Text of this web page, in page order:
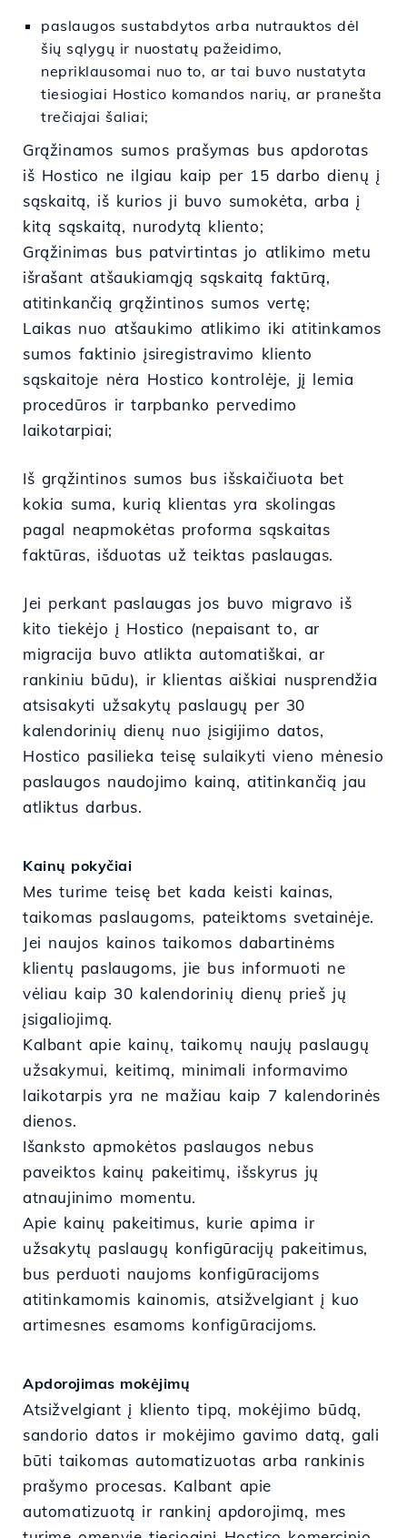
paslaugos sustabdytos arba nutrauktos dėl
šių sąlygų ir nuostatų pažeidimo,
nepriklausomai nuo to, ar tai buvo nustatyta
tiesiogiai Hostico komandos narių, ar pranešta
trečiajai šaliai;
Grąžinamos sumos prašymas bus apdorotas
iš Hostico ne ilgiau kaip per 15 darbo dienų į
sąskaitą, iš kurios ji buvo sumokėta, arba į
kitą sąskaitą, nurodytą kliento;
Grąžinimas bus patvirtintas jo atlikimo metu
išrašant atšaukiamąją sąskaitą faktūrą,
atitinkančią grąžintinos sumos vertę;
Laikas nuo atšaukimo atlikimo iki atitinkamos
sumos faktinio įsiregistravimo kliento
sąskaitoje nėra Hostico kontrolėje, jį lemia
procedūros ir tarpbanko pervedimo
laikotarpiai;
Iš grąžintinos sumos bus išskaičiuota bet
kokia suma, kurią klientas yra skolingas
pagal neapmokėtas proforma sąskaitas
faktūras, išduotas už teiktas paslaugas.
Jei perkant paslaugas jos buvo migravo iš
kito tiekėjo į Hostico (nepaisant to, ar
migracija buvo atlikta automatiškai, ar
rankiniu būdu), ir klientas aiškiai nusprendžia
atsisakyti užsakytų paslaugų per 30
kalendorinių dienų nuo įsigijimo datos,
Hostico pasilieka teisę sulaikyti vieno mėnesio
paslaugos naudojimo kainą, atitinkančią jau
atliktus darbus.
Kainų pokyčiai
Mes turime teisę bet kada keisti kainas,
taikomas paslaugoms, pateiktoms svetainėje.
Jei naujos kainos taikomos dabartinėms
klientų paslaugoms, jie bus informuoti ne
vėliau kaip 30 kalendorinių dienų prieš jų
įsigaliojimą.
Kalbant apie kainų, taikomų naujų paslaugų
užsakymui, keitimą, minimali informavimo
laikotarpis yra ne mažiau kaip 7 kalendorinės
dienos.
Išanksto apmokėtos paslaugos nebus
paveiktos kainų pakeitimų, išskyrus jų
atnaujinimo momentu.
Apie kainų pakeitimus, kurie apima ir
užsakytų paslaugų konfigūracijų pakeitimus,
bus perduoti naujoms konfigūracijoms
atitinkamomis kainomis, atsižvelgiant į kuo
artimesnes esamoms konfigūracijoms.
Apdorojimas mokėjimų
Atsižvelgiant į kliento tipą, mokėjimo būdą,
sandorio datos ir mokėjimo gavimo datą, gali
būti taikomas automatizuotas arba rankinis
prašymo procesas. Kalbant apie
automatizuotą ir rankinį apdorojimą, mes